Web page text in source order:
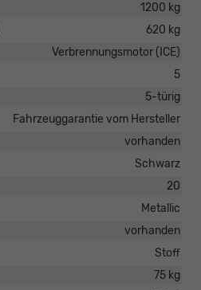
1200 kg
620 kg
Verbrennungsmotor (ICE)
5
5-türig
Fahrzeuggarantie vom Hersteller
vorhanden
Schwarz
20
Metallic
vorhanden
Stoff
75 kg